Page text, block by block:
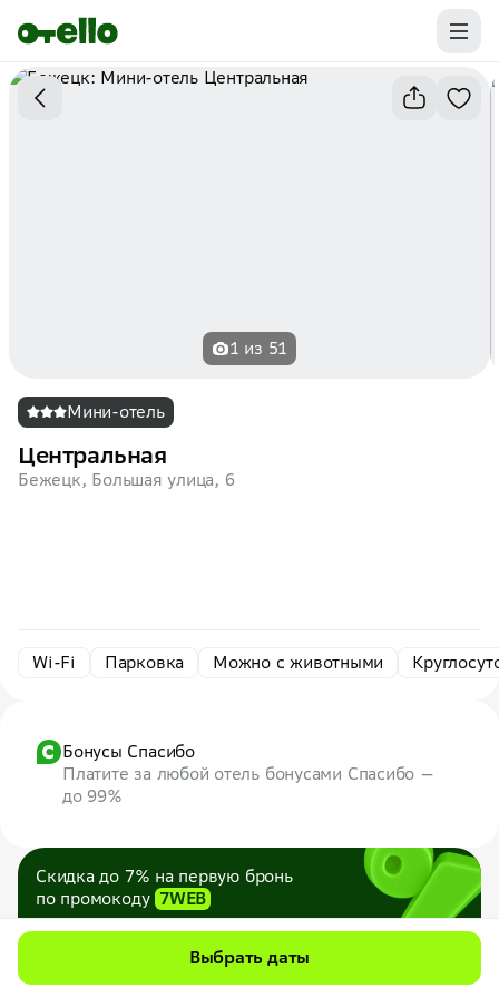
Промокоды на первую бронь уже ваши.
Забирайте выгоду
1 из 51
Мини-отель
Центральная
Бежецк, Большая улица, 6
Wi-Fi Парковка Можно с животными
Бонусы Спасибо
Платите за любой отель бонусами Спасибо —
до 99%
Скидка до 7% на первую бронь
по промокоду 7WEB
Максимум — 1000 ₽
Выбрать даты